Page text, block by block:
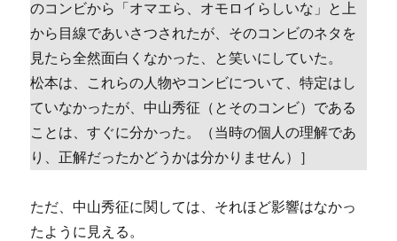
のコンビから「オマエら、オモロイらしいな」と上
から目線であいさつされたが、そのコンビのネタを
見たら全然面白くなかった、と笑いにしていた。
松本は、これらの人物やコンビについて、特定はし
ていなかったが、中山秀征（とそのコンビ）である
ことは、すぐに分かった。（当時の個人の理解であ
り、正解だったかどうかは分かりません）］
ただ、中山秀征に関しては、それほど影響はなかっ
たように見える。